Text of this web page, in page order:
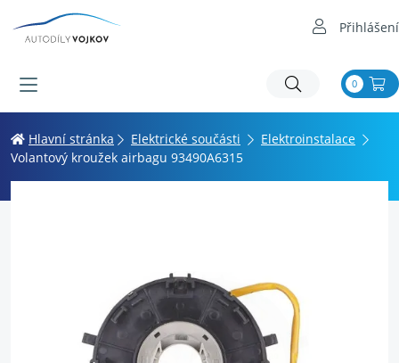
Přihlášení
0
Hlavní stránka Elektrické součásti
Elektroinstalace
Volantový kroužek airbagu 93490A6315